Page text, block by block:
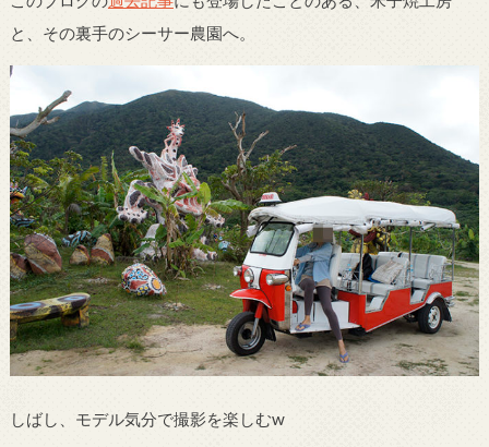
と、その裏手のシーサー農園へ。
しばし、モデル気分で撮影を楽しむw